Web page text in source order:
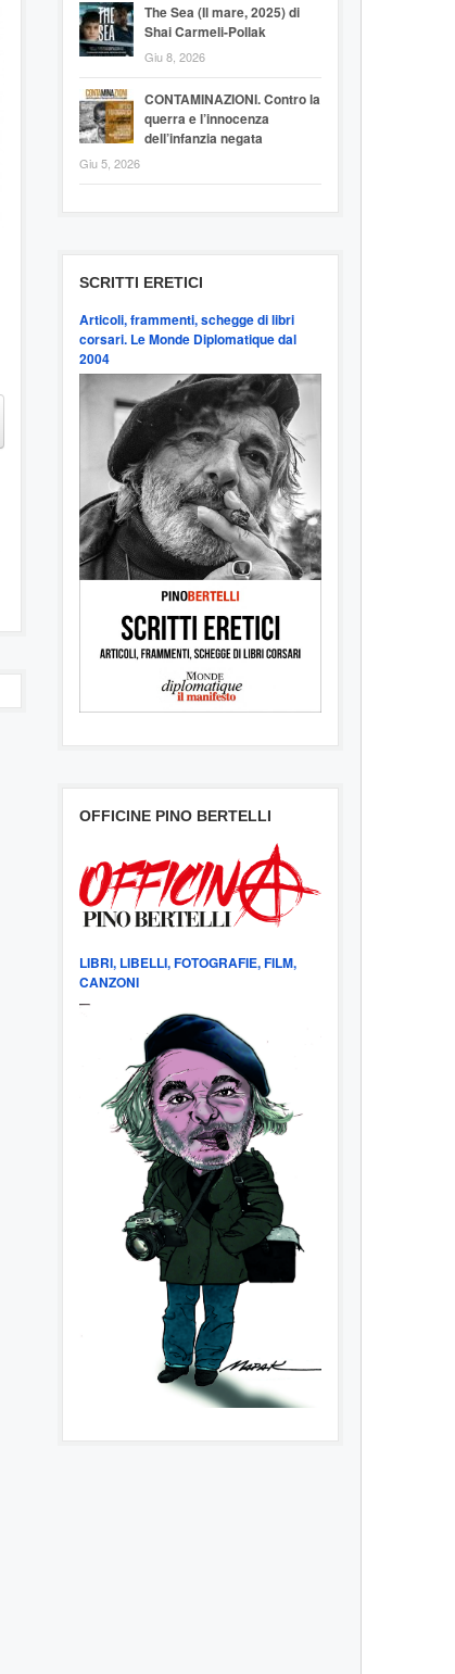
The Sea (Il mare, 2025) di
Shai Carmeli-Pollak
Giu 8, 2026
CONTAMINAZIONI. Contro la
querra e l’innocenza
dell’infanzia negata
Giu 5, 2026
SCRITTI ERETICI
Articoli, frammenti, schegge di libri
corsari. Le Monde Diplomatique dal
2004
OFFICINE PINO BERTELLI
LIBRI, LIBELLI, FOTOGRAFIE, FILM,
CANZONI